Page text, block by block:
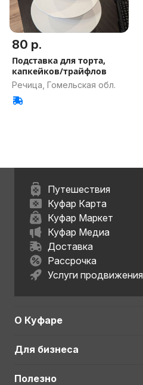
80 р.
Подставка для торта,
капкейков/трайфлов
Речица, Гомельская обл.
Путешествия
Куфар Карта
Куфар Маркет
Куфар Медиа
Доставка
Рассрочка
Услуги продвижения
О Куфаре
Для бизнеса
Полезно